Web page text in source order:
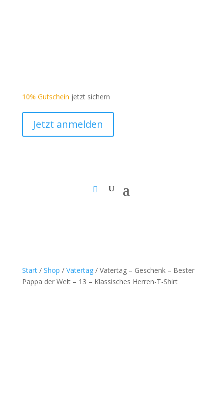
10% Gutschein jetzt sichern
Jetzt anmelden
Start/ Shop / Vatertag/ Vatertag – Geschenk – Bester
Pappa der Welt – 13 – Klassisches Herren-T-Shirt